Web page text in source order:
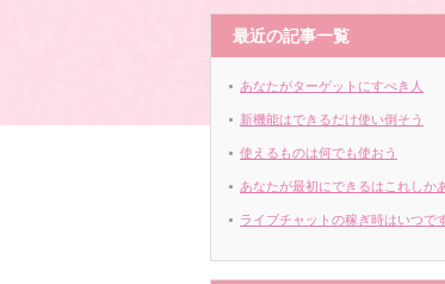
最近の記事一覧
あなたがターゲットにすべき人
新機能はできるだけ使い倒そう
使えるものは何でも使おう
あなたが最初にできるはこれしか
ライブチャットの稼ぎ時はいつで